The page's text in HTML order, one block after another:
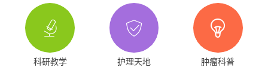
科研教学 护理天地 肿瘤科普